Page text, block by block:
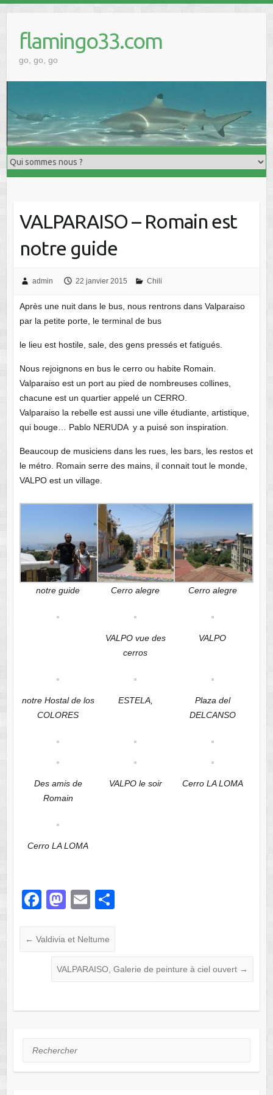
contentflamingo33.com
go, go, go
VALPARAISO – Romain est
notre guide
admin 22 janvier 2015 Chili
Après une nuit dans le bus, nous rentrons dans Valparaiso
par la petite porte, le terminal de bus
le lieu est hostile, sale, des gens pressés et fatigués.
Nous rejoignons en bus le cerro ou habite Romain.
Valparaiso est un port au pied de nombreuses collines,
chacune est un quartier appelé un CERRO.
Valparaiso la rebelle est aussi une ville étudiante, artistique,
qui bouge… Pablo NERUDA y a puisé son inspiration.
Beaucoup de musiciens dans les rues, les bars, les restos et
le métro. Romain serre des mains, il connait tout le monde,
VALPO est un village.
notre guide Cerro alegre Cerro alegre
VALPO vue des
cerros
VALPO
notre Hostal de los
COLORES
ESTELA,
Plaza del
DELCANSO
Des amis de
Romain
VALPO le soir Cerro LA LOMA
Cerro LA LOMA
F
c
o
M
st
d
n
E
ail
er
← Valdivia et Neltume
VALPARAISO, Galerie de peinture à ciel ouvert →
Rechercher